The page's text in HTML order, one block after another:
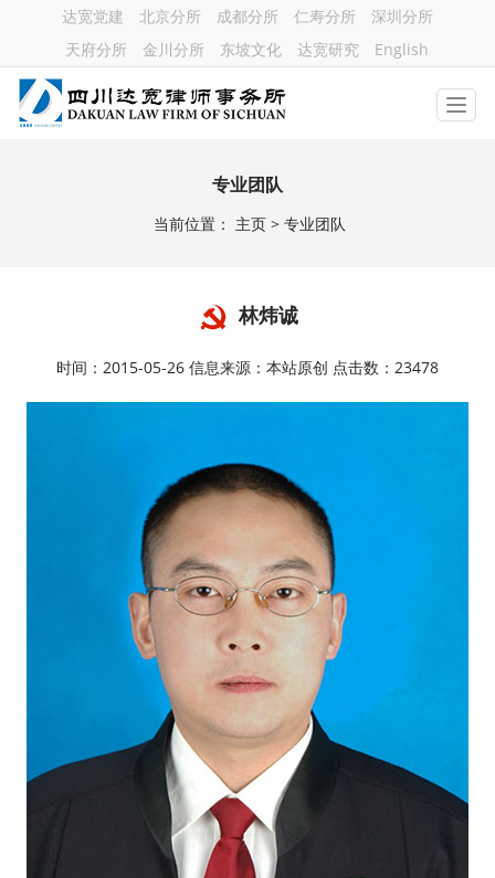
达宽党建 北京分所 成都分所 仁寿分所
深圳分所
天府分所
金川分所 东坡文化 达宽研究 English
专业团队
当前位置： 主页> 专业团队
林炜诚
时间：2015-05-26 信息来源：本站原创 点击数：23478